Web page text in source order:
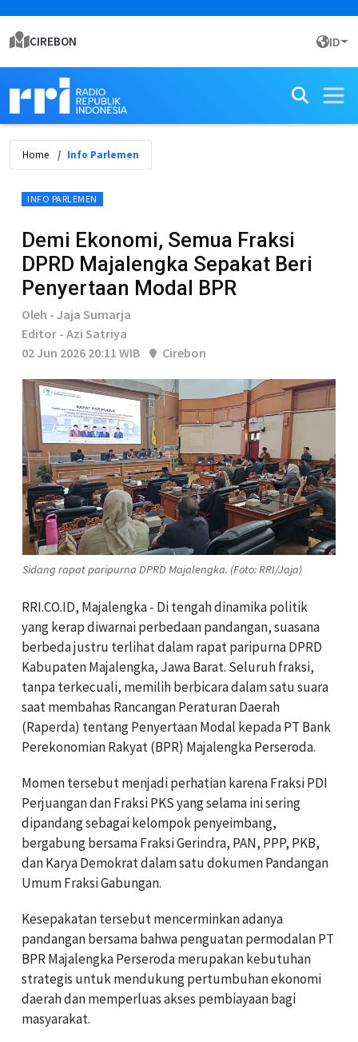
CIREBON ID
Home Info Parlemen
INFO PARLEMEN
Demi Ekonomi, Semua Fraksi
DPRD Majalengka Sepakat Beri
Penyertaan Modal BPR
Oleh - Jaja Sumarja
Editor - Azi Satriya
02 Jun 2026 20:11 WIB
Cirebon
Sidang rapat paripurna DPRD Majalengka. (Foto: RRI/Jaja)
RRI.CO.ID, Majalengka - Di tengah dinamika politik
yang kerap diwarnai perbedaan pandangan, suasana
berbeda justru terlihat dalam rapat paripurna DPRD
Kabupaten Majalengka, Jawa Barat. Seluruh fraksi,
tanpa terkecuali, memilih berbicara dalam satu suara
saat membahas Rancangan Peraturan Daerah
(Raperda) tentang Penyertaan Modal kepada PT Bank
Perekonomian Rakyat (BPR) Majalengka Perseroda.
Momen tersebut menjadi perhatian karena Fraksi PDI
Perjuangan dan Fraksi PKS yang selama ini sering
dipandang sebagai kelompok penyeimbang,
bergabung bersama Fraksi Gerindra, PAN, PPP, PKB,
dan Karya Demokrat dalam satu dokumen Pandangan
Umum Fraksi Gabungan.
Kesepakatan tersebut mencerminkan adanya
pandangan bersama bahwa penguatan permodalan PT
BPR Majalengka Perseroda merupakan kebutuhan
strategis untuk mendukung pertumbuhan ekonomi
daerah dan memperluas akses pembiayaan bagi
masyarakat.